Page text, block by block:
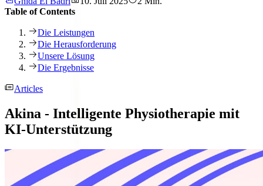
Table of Contents
Die Leistungen
Die Herausforderung
Unsere Lösung
Die Ergebnisse
Articles
Akina - Intelligente Physiotherapie mit
KI-Unterstützung